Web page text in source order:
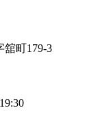
舘町179-3